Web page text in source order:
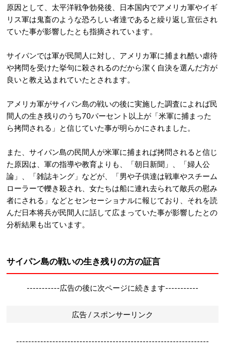
原因として、太平洋戦争勃発後、日本国内でアメリカ軍やイギ
リス軍は鬼畜のような恐ろしい者達であると繰り返し宣伝され
ていた事が影響したとも指摘されています。
サイパンでは軍が民間人に対し、アメリカ軍に捕まれ酷い虐待
や拷問を受けた挙句に殺されるのだから潔く自決を選んだ方が
良いと教え込まれていたとされます。
アメリカ軍がサイパン島の戦いの後に実施した調査によれば民
間人の生き残りのうち70パーセント以上が「米軍に捕まった
ら拷問される」と信じていた事が明らかにされました。
また、サイパン島の民間人が米軍に捕まれば拷問されると信じ
た原因は、軍の指導や教育よりも、「朝日新聞」、「婦人公
論」、「雑誌キング」などが、「男や子供達は戦車やスチーム
ローラーで轢き殺され、女たちは船に連れ去られて敵兵の慰み
者にされる」などとセンセーショナルに報じており、それを読
んだ日本将兵が民間人に話して広まっていた事が影響したとの
分析結果も出ています。
サイパン島の戦いの生き残りの方の証言
-----------広告の後に次ページに続きます-----------
広告 / スポンサーリンク
----------------------------------------------------------------